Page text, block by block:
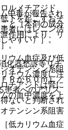
中毒が報告され
と（本剤の成分
作用により、リ
。
化器愁訴等リチ
チウム濃度に注
チアジドは腎に
の血中濃度を上
低カリウム血症
ルメチアジド
下を起こすおそ
者にはレニン活
やすい）］。
ウム血症及び低
オテンシン系阻
Ｒが６０ｍＬ／
患者へのアリス
ないと判断され
テンシン系阻害